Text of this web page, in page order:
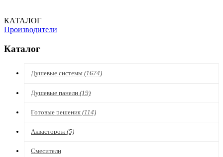
КАТАЛОГ
Производители
Каталог
Душевые системы (1674)
Душевые панели (19)
Готовые решения (114)
Аквасторож (5)
Смесители